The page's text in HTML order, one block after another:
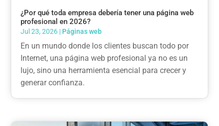
¿Por qué toda empresa debería tener una página web
profesional en 2026?
Jul 23, 2026 | Páginas web
En un mundo donde los clientes buscan todo por
Internet, una página web profesional ya no es un
lujo, sino una herramienta esencial para crecer y
generar confianza.